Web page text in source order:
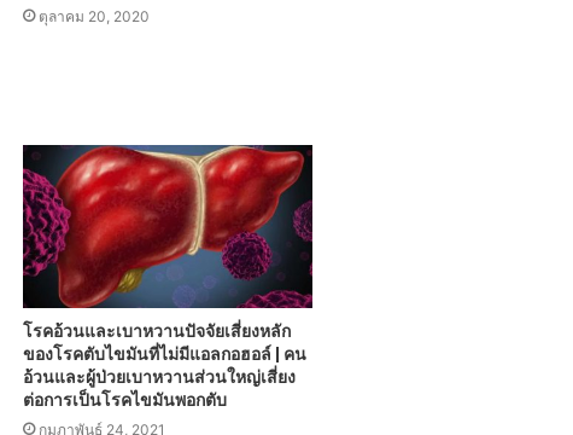
ตุลาคม 20, 2020
โรคอ้วนและเบาหวานปัจจัยเสี่ยงหลัก
ของโรคตับไขมันที่ไม่มีแอลกอฮอล์ | คน
อ้วนและผู้ป่วยเบาหวานส่วนใหญ่เสี่ยง
ต่อการเป็นโรคไขมันพอกตับ
กุมภาพันธ์ 24, 2021